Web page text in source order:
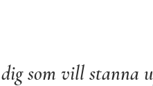
som vill stanna